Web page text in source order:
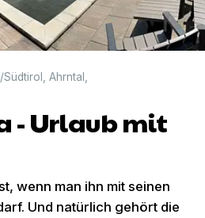
Ahrntal
- Urlaub mit
wenn man ihn mit seinen
Und natürlich gehört die